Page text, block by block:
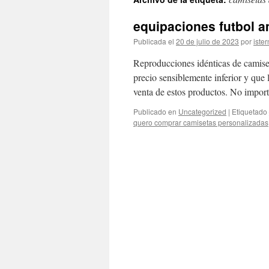
contenido
equipaciones futbol
Publicada el 20 de julio de 2023 por
Reproducciones idénticas de
precio sensiblemente inferior y
venta de estos productos. No
Publicado en Uncategorized | Etiquetado
quero comprar camisetas personalizadas